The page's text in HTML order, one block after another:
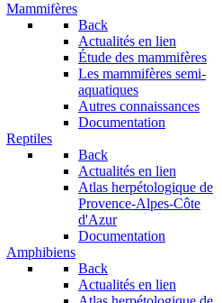
Mammifères
Back
Actualités en lien
Étude des mammifères
Les mammifères semi-
aquatiques
Autres connaissances
Documentation
Reptiles
Back
Actualités en lien
Atlas herpétologique de
Provence-Alpes-Côte
d'Azur
Documentation
Amphibiens
Back
Actualités en lien